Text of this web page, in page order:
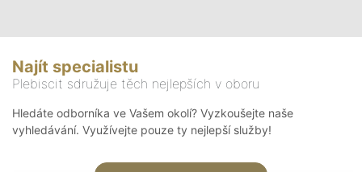
Najít specialistu
Plebiscit sdružuje těch nejlepších v oboru
Hledáte odborníka ve Vašem okolí? Vyzkoušejte naše
vyhledávání. Využívejte pouze ty nejlepší služby!